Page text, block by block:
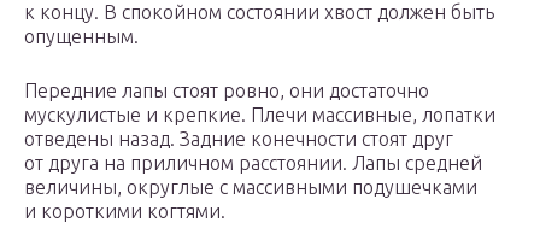
к концу. В спокойном состоянии хвост должен быть
опущенным.
Передние лапы стоят ровно, они достаточно
мускулистые и крепкие. Плечи массивные, лопатки
отведены назад. Задние конечности стоят друг
от друга на приличном расстоянии. Лапы средней
величины, округлые с массивными подушечками
и короткими когтями.